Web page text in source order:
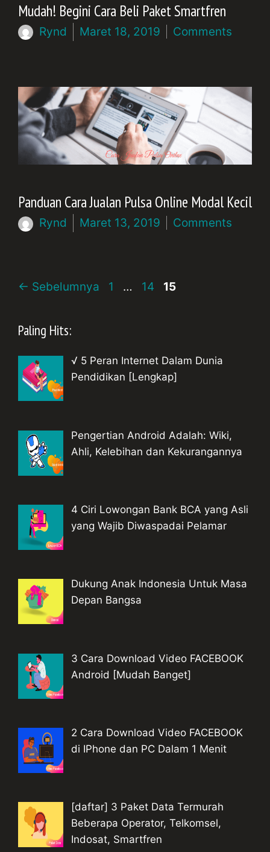
Mudah! Begini Cara Beli Paket Smartfren
Rynd Maret 18, 2019 Comments
Panduan Cara Jualan Pulsa Online Modal Kecil
Rynd Maret 13, 2019 Comments
← Sebelumnya Halaman
1 … Halaman
14 Halaman
15
Paling Hits:
√ 5 Peran Internet Dalam Dunia
Pendidikan [Lengkap]
Pengertian Android Adalah: Wiki,
Ahli, Kelebihan dan Kekurangannya
4 Ciri Lowongan Bank BCA yang Asli
yang Wajib Diwaspadai Pelamar
Dukung Anak Indonesia Untuk Masa
Depan Bangsa
3 Cara Download Video FACEBOOK
Android [Mudah Banget]
2 Cara Download Video FACEBOOK
di IPhone dan PC Dalam 1 Menit
[daftar] 3 Paket Data Termurah
Beberapa Operator, Telkomsel,
Indosat, Smartfren